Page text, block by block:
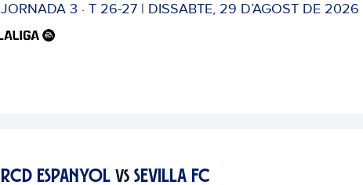
JORNADA 3 · T 26-27 | DISSABTE, 29 D’AGOST DE 2026
RCD ESPANYOLVS SEVILLA FC